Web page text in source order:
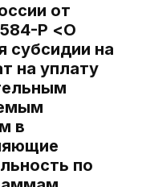
от
Р <О
субсидии на
на уплату
в
по